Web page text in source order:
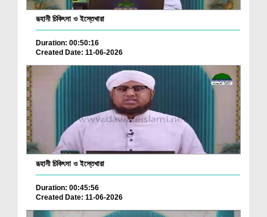
রূহানী চিকিৎসা ও ইস্তেখারা
Duration: 00:50:16
Created Date: 11-06-2026
রূহানী চিকিৎসা ও ইস্তেখারা
Duration: 00:45:56
Created Date: 11-06-2026